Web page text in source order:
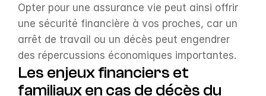
Opter pour une assurance vie peut ainsi offrir
une sécurité financière à vos proches, car un
arrêt de travail ou un décès peut engendrer
des répercussions économiques importantes.
Les enjeux financiers et
familiaux en cas de décès du